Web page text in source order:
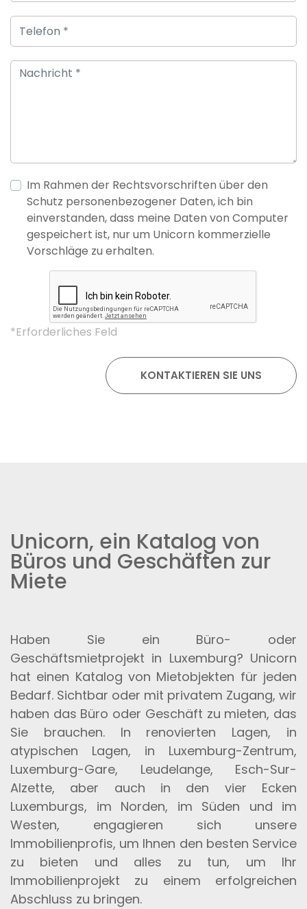
Im Rahmen der Rechtsvorschriften über den
Schutz personenbezogener Daten, ich bin
einverstanden, dass meine Daten von Computer
gespeichert ist, nur um Unicorn kommerzielle
Vorschläge zu erhalten.
*Erforderliches Feld
Unicorn, ein Katalog von
Büros und Geschäften zur
Miete
Haben Sie ein Büro- oder
Geschäftsmietprojekt in Luxemburg? Unicorn
hat einen Katalog von Mietobjekten für jeden
Bedarf. Sichtbar oder mit privatem Zugang, wir
haben das Büro oder Geschäft zu mieten, das
Sie brauchen. In renovierten Lagen, in
atypischen Lagen, in Luxemburg-Zentrum,
Luxemburg-Gare, Leudelange, Esch-Sur-
Alzette, aber auch in den vier Ecken
Luxemburgs, im Norden, im Süden und im
Westen, engagieren sich unsere
Immobilienprofis, um Ihnen den besten Service
zu bieten und alles zu tun, um Ihr
Immobilienprojekt zu einem erfolgreichen
Abschluss zu bringen.